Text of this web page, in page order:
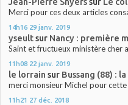
Merci pour ces deux articles
14h16 29 janv. 2019
yseultsur Nancy : première
Saint et fructueux ministère cher
11h08 22 janv. 2019
le lorrain sur Bussang (88) :
merci monsieur Michel pour
11h21 27 déc. 2018